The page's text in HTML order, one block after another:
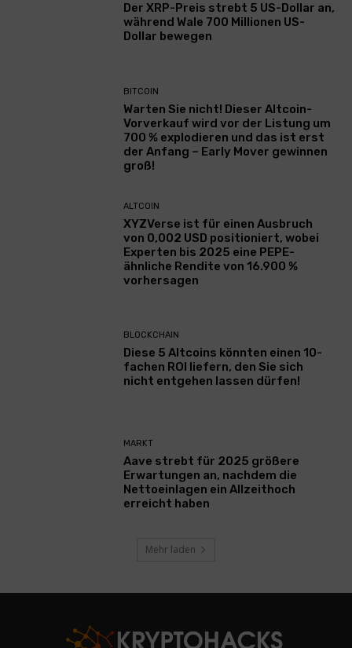
Der XRP-Preis strebt 5 US-Dollar an,
während Wale 700 Millionen US-
Dollar bewegen
BITCOIN
Warten Sie nicht! Dieser Altcoin-
Vorverkauf wird vor der Listung um
700 % explodieren und das ist erst
der Anfang – Early Mover gewinnen
groß!
ALTCOIN
XYZVerse ist für einen Ausbruch
von 0,002 USD positioniert, wobei
Experten bis 2025 eine PEPE-
ähnliche Rendite von 16.900 %
vorhersagen
BLOCKCHAIN
Diese 5 Altcoins könnten einen 10-
fachen ROI liefern, den Sie sich
nicht entgehen lassen dürfen!
MARKT
Aave strebt für 2025 größere
Erwartungen an, nachdem die
Nettoeinlagen ein Allzeithoch
erreicht haben
Mehr laden